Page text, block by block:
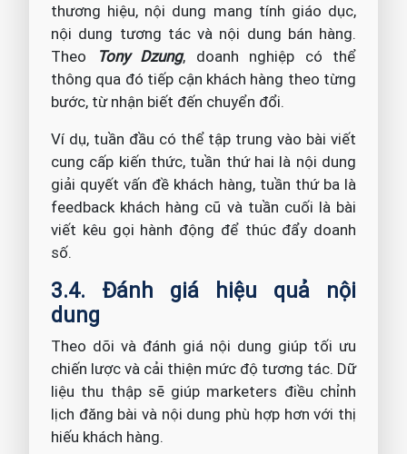
thương hiệu, nội dung mang tính giáo dục,
nội dung tương tác và nội dung bán hàng.
Theo
Tony Dzung, doanh nghiệp có thể
thông qua đó tiếp cận khách hàng theo từng
bước, từ nhận biết đến chuyển đổi.
Ví dụ, tuần đầu có thể tập trung vào bài viết
cung cấp kiến thức, tuần thứ hai là nội dung
giải quyết vấn đề khách hàng, tuần thứ ba là
feedback khách hàng cũ và tuần cuối là bài
viết kêu gọi hành động để thúc đẩy doanh
số.
3.4. Đánh giá hiệu quả nội
dung
Theo dõi và đánh giá nội dung giúp tối ưu
chiến lược và cải thiện mức độ tương tác. Dữ
liệu thu thập sẽ giúp marketers điều chỉnh
lịch đăng bài và nội dung phù hợp hơn với thị
hiếu khách hàng.